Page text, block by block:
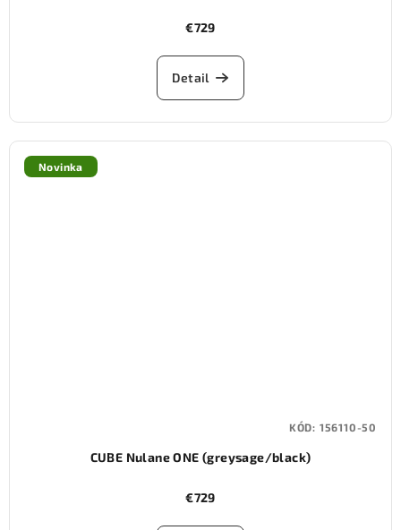
€729
Detail
Novinka
CUBE Nulane ONE (greysage/black)
€729
KÓD: 156110-50